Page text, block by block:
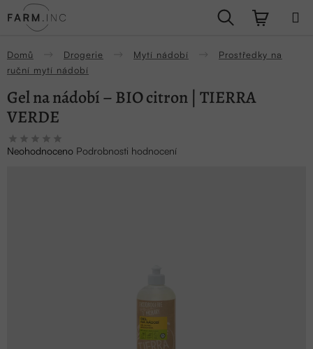
na
Hledat
Domů Drogerie Mytí nádobí
Prostředky na
ruční mytí nádobí
Gel na nádobí – BIO citron | TIERRA
VERDE
Průměrné
hodnocení
Neohodnoceno Podrobnosti hodnocení